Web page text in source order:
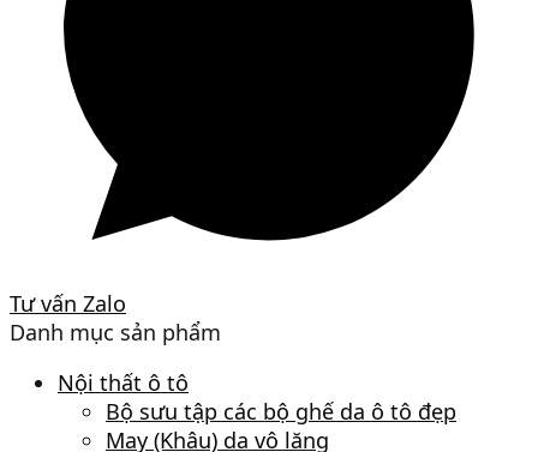
Tư vấn Zalo
Danh mục sản phẩm
Nội thất ô tô
Bộ sưu tập các bộ ghế da ô tô đẹp
May (Khâu) da vô lăng